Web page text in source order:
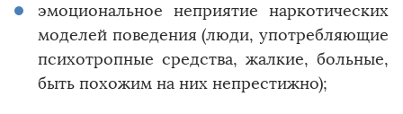
эмоциональное неприятие наркотических
моделей поведения (люди, употребляющие
психотропные средства, жалкие, больные,
быть похожим на них непрестижно);